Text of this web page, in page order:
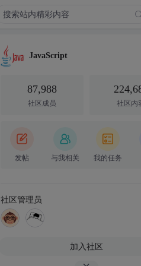
JavaScript
87,988
社区成员 社区内
发帖 与我相关 我的任务
社区管理员
加入社区